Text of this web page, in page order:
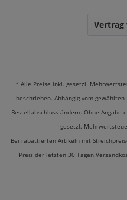
Vertrag
* Alle Preise inkl. gesetzl.
beschrieben. Abhängig vom
Bestellabschluss ändern. Ohne
gesetzl.
Bei rabattierten Artikeln mit
Preis der letzten 30